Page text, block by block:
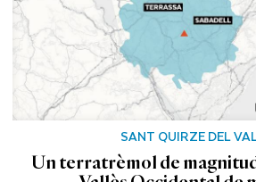
SANT QUIRZE DEL
Un terratrèmol de